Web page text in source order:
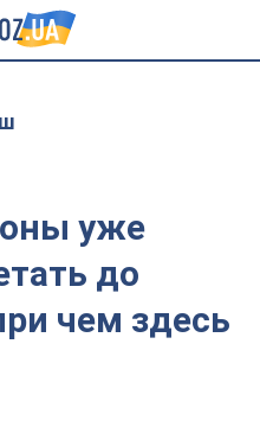
уже
до
чем здесь